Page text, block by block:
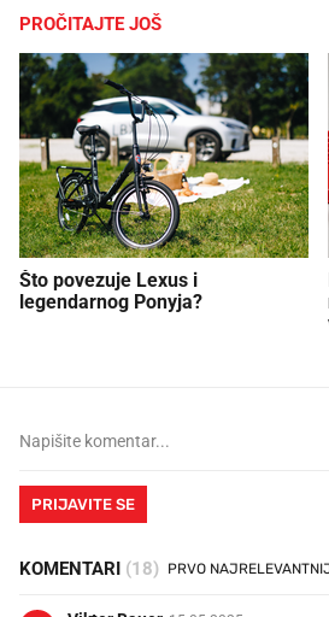
PROČITAJTE JOŠ
Što povezuje Lexus i
legendarnog Ponyja?
PRIJAVITE SE
KOMENTARI (18)